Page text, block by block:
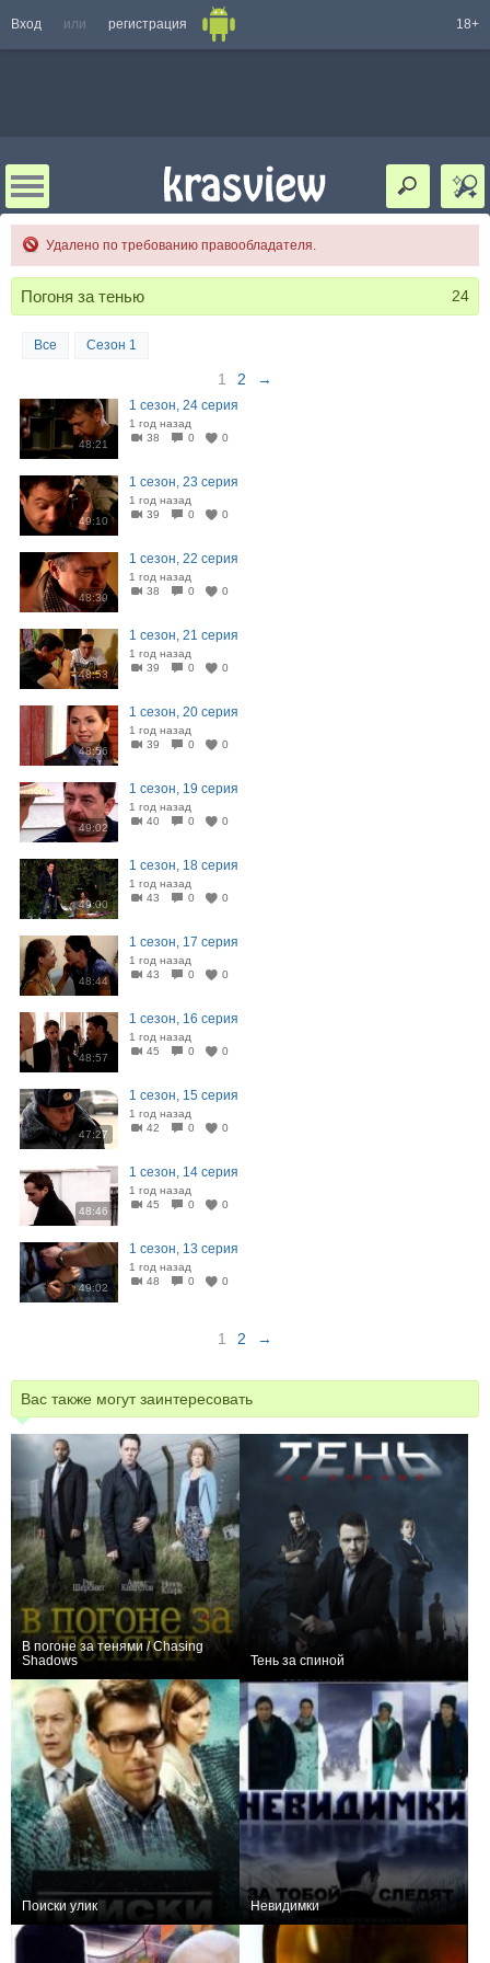
Вход или регистрация 18+
Удалено по требованию правообладателя.
Погоня за тенью 24
Все Сезон 1
1 2 →
48:21
1 сезон, 24 серия
1 год назад
38
0 0
49:10
1 сезон, 23 серия
1 год назад
39
0 0
48:39
1 сезон, 22 серия
1 год назад
38
0 0
48:53
1 сезон, 21 серия
1 год назад
39
0 0
48:56
1 сезон, 20 серия
1 год назад
39
0 0
49:02
1 сезон, 19 серия
1 год назад
40
0 0
49:00
1 сезон, 18 серия
1 год назад
43
0 0
48:44
1 сезон, 17 серия
1 год назад
43
0 0
48:57
1 сезон, 16 серия
1 год назад
45
0 0
47:27
1 сезон, 15 серия
1 год назад
42
0 0
48:46
1 сезон, 14 серия
1 год назад
45
0 0
49:02
1 сезон, 13 серия
1 год назад
48
0 0
1 2 →
Вас также могут заинтересовать
В погоне за тенями / Chasing
Shadows
Тень за спиной
Поиски улик Невидимки